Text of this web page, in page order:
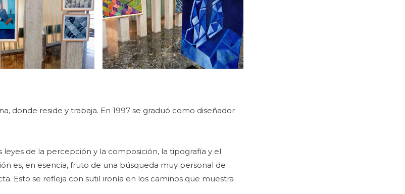
donde reside y trabaja. En 1997 se graduó como diseñador
leyes de la percepción y la composición, la tipografía y el
es, en esencia, fruto de una búsqueda muy personal de
Esto se refleja con sutil ironía en los caminos que muestra